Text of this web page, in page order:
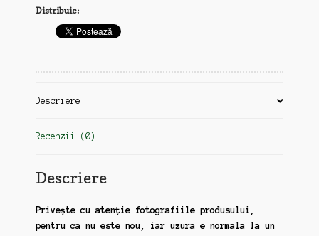
90,
Germania,
Belgia,
Grecia,
(zz127)
Distribuie:
Descriere
Recenzii (0)
Descriere
Privește cu atenție fotografiile produsului,
pentru ca nu este nou, iar uzura e normala la un